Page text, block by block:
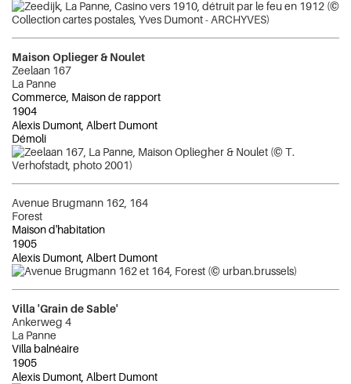
Maison Oplieger & Noulet
Zeelaan 167
La Panne
Commerce, Maison de rapport
1904
Alexis Dumont, Albert Dumont
Démoli
Avenue Brugmann 162, 164
Forest
Maison d'habitation
1905
Alexis Dumont, Albert Dumont
Villa 'Grain de Sable'
Ankerweg 4
La Panne
Villa balnéaire
1905
Alexis Dumont, Albert Dumont